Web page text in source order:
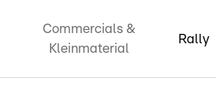
Commercials &
Kleinmaterial
Rally